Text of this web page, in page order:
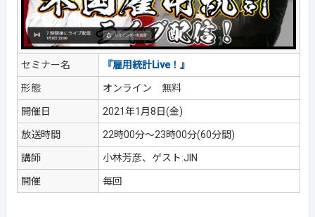
セミナー名 『雇用統計Live！』
形態 オンライン 無料
開催日 2021年1月8日(金)
放送時間 22時00分～23時00分(60分間)
講師 小林芳彦、ゲスト:JIN
開催 毎回